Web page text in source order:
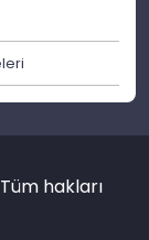
hakları